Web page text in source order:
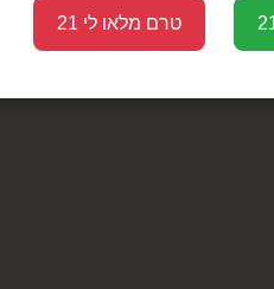
מבצעים
טרם מלאו לי 21